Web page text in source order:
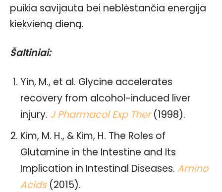
puikia savijauta bei neblėstančia energija
kiekvieną dieną.
Šaltiniai:
Yin, M., et al. Glycine accelerates
recovery from alcohol-induced liver
injury. J Pharmacol Exp Ther (1998).
Kim, M. H., & Kim, H. The Roles of
Glutamine in the Intestine and Its
Implication in Intestinal Diseases. Amino
Acids(2015).